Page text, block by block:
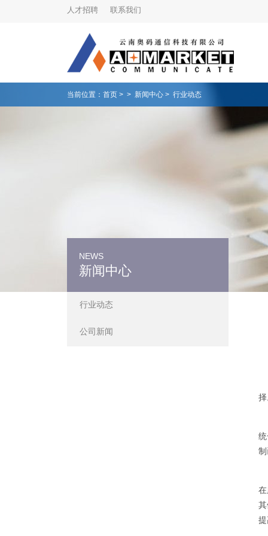
人才招聘 联系我们
当前位置： 首页 > > 新闻中心 > 行业动态
择
制
NEWS
新闻中心
行业动态
公司新闻